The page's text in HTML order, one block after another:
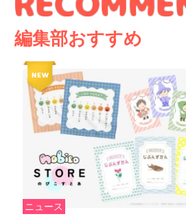
編集部おすすめ
ニュース